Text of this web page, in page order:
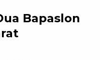
Bapaslon